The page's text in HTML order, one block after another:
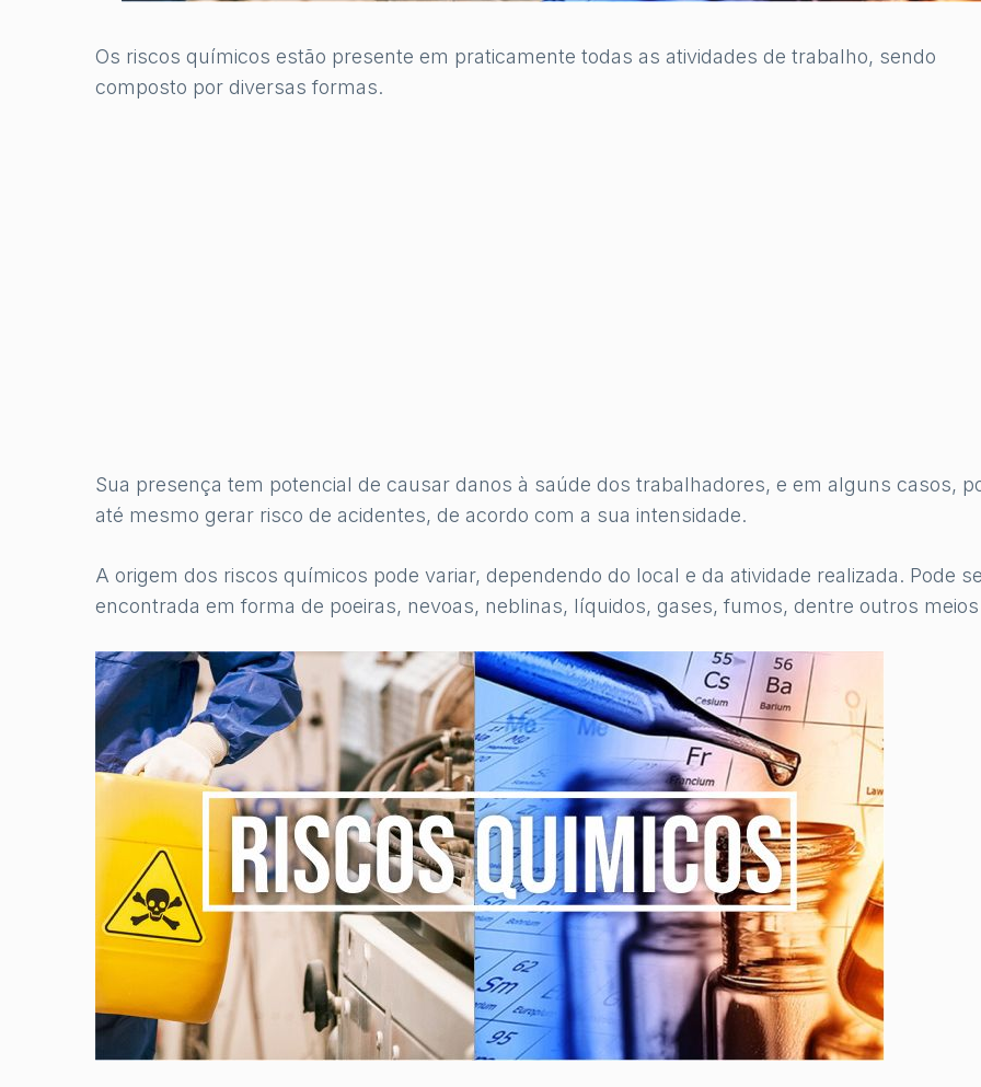
Os riscos químicos estão presente em praticamente todas as atividades de trabalho, sendo
composto por diversas formas.
Sua presença tem potencial de causar danos à saúde dos trabalhadores, e em alguns casos,
até mesmo gerar risco de acidentes, de acordo com a sua intensidade.
A origem dos riscos químicos pode variar, dependendo do local e da atividade realizada. Pode
encontrada em forma de poeiras, nevoas, neblinas, líquidos, gases, fumos, dentre outros